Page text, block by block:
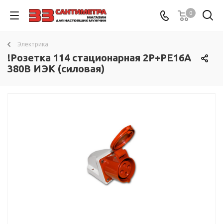
0
Электрика
!Розетка 114 стационарная 2Р+РЕ16А
380В ИЭК (силовая)